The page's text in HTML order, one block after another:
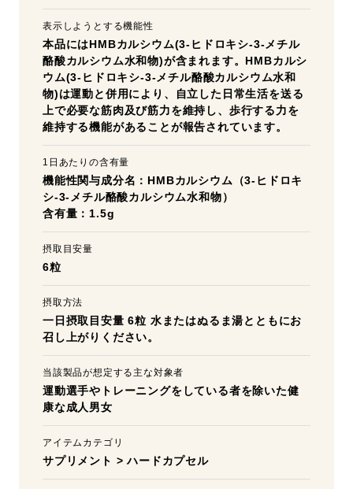
表示しようとする機能性
本品にはHMBカルシウム(3-ヒドロキシ-3-メチル
酪酸カルシウム水和物)が含まれます。HMBカルシ
ウム(3-ヒドロキシ-3-メチル酪酸カルシウム水和
物)は運動と併用により、自立した日常生活を送る
上で必要な筋肉及び筋力を維持し、歩行する力を
維持する機能があることが報告されています。
1日あたりの含有量
機能性関与成分名：HMBカルシウム（3-ヒドロキ
シ-3-メチル酪酸カルシウム水和物）
含有量：1.5g
摂取目安量
6粒
摂取方法
一日摂取目安量 6粒 水またはぬるま湯とともにお
召し上がりください。
当該製品が想定する主な対象者
運動選手やトレーニングをしている者を除いた健
康な成人男女
アイテムカテゴリ
サプリメント >ハードカプセル